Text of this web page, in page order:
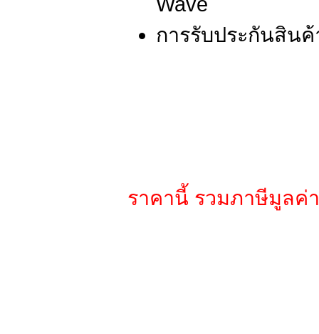
Wave
การรับประกันสินค้
ราคานี้ รวมภาษีมูลค่